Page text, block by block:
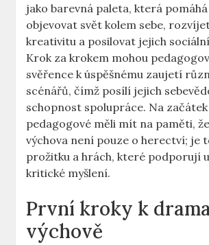
jako barevná paleta, která
objevovat svět kolem sebe,
kreativitu a posilovat jejich
Krok za krokem mohou
svěřence k úspěšnému zaujetí
scénářů, čímž posílí jejich
schopnost spolupráce. Na
pedagogové měli mít na paměti,
výchova není pouze o herectví; je
prožitku a hrách, které podporují
kritické myšlení.
První kroky k
výchově